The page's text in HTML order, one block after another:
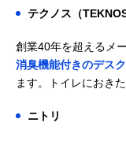
テクノス（TEKNOS
創業40年を超えるメ
消臭機能付きのデス
ます。トイレにおき
ニトリ